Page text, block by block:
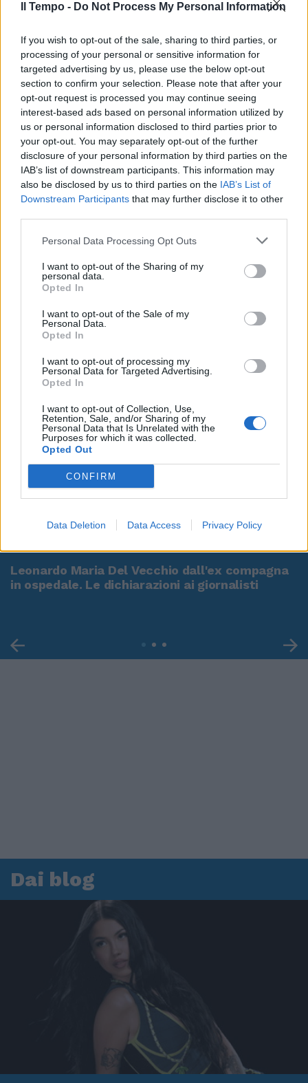
Il Tempo - Do Not Process My Personal Information
If you wish to opt-out of the sale, sharing to third parties, or
processing of your personal or sensitive information for
targeted advertising by us, please use the below opt-out
section to confirm your selection. Please note that after your
opt-out request is processed you may continue seeing
interest-based ads based on personal information utilized by
us or personal information disclosed to third parties prior to
your opt-out. You may separately opt-out of the further
disclosure of your personal information by third parties on the
IAB’s list of downstream participants. This information may
also be disclosed by us to third parties on the IAB’s List of
Downstream Participants that may further disclose it to other
Personal Data Processing Opt Outs
I want to opt-out of the Sharing of my
personal data.
Opted In
I want to opt-out of the Sale of my
Personal Data.
Opted In
I want to opt-out of processing my
Personal Data for Targeted Advertising.
Opted In
I want to opt-out of Collection, Use,
Retention, Sale, and/or Sharing of my
Personal Data that Is Unrelated with the
Purposes for which it was collected.
Opted Out
CONFIRM
Data Deletion Data Access Privacy Policy
00:00 01:16
Leonardo Maria Del Vecchio dall'ex compagna
in ospedale. Le dichiarazioni ai giornalisti
Dai blog